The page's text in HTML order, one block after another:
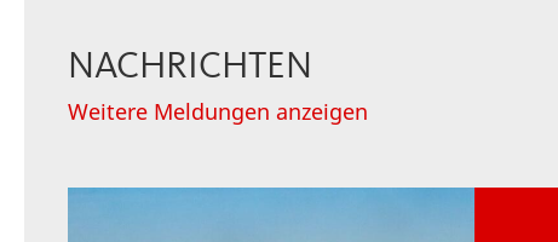
NACHRICHTEN
Weitere Meldungen anzeigen